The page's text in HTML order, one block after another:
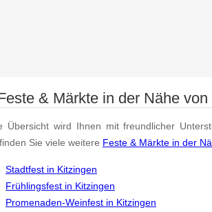
& Märkte in der Nähe
Übersicht wird Ihnen mit freundlicher
Sie viele weitere Feste & Märkte in der
Stadtfest in Kitzingen
Frühlingsfest in Kitzingen
Promenaden-Weinfest in Kitzingen